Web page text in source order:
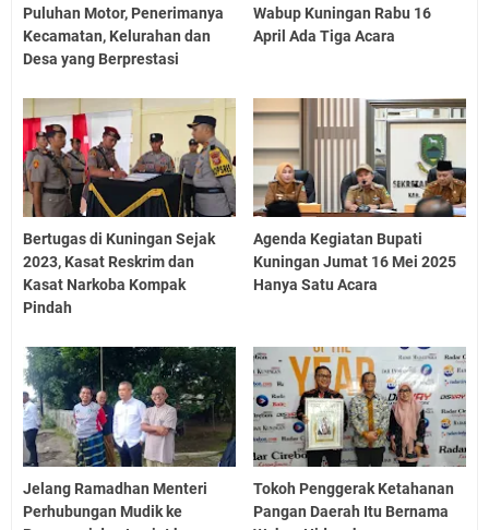
Puluhan Motor, Penerimanya
Kecamatan, Kelurahan dan
Desa yang Berprestasi
Wabup Kuningan Rabu 16
April Ada Tiga Acara
Bertugas di Kuningan Sejak
2023, Kasat Reskrim dan
Kasat Narkoba Kompak
Pindah
Agenda Kegiatan Bupati
Kuningan Jumat 16 Mei 2025
Hanya Satu Acara
Jelang Ramadhan Menteri
Perhubungan Mudik ke
Tokoh Penggerak Ketahanan
Pangan Daerah Itu Bernama